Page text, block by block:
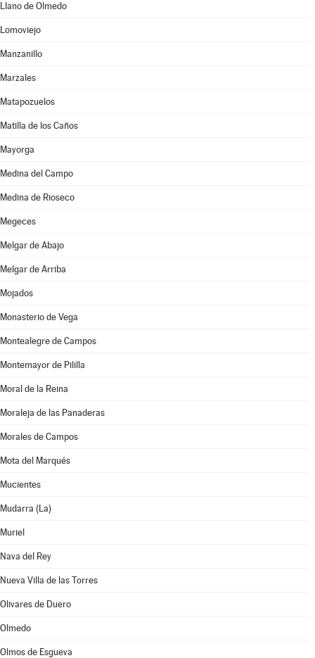
Llano de Olmedo
Lomoviejo
Manzanillo
Marzales
Matapozuelos
Matilla de los Caños
Mayorga
Medina del Campo
Medina de Rioseco
Megeces
Melgar de Abajo
Melgar de Arriba
Mojados
Monasterio de Vega
Montealegre de Campos
Montemayor de Pililla
Moral de la Reina
Moraleja de las Panaderas
Morales de Campos
Mota del Marqués
Mucientes
Mudarra (La)
Muriel
Nava del Rey
Nueva Villa de las Torres
Olivares de Duero
Olmedo
Olmos de Esgueva